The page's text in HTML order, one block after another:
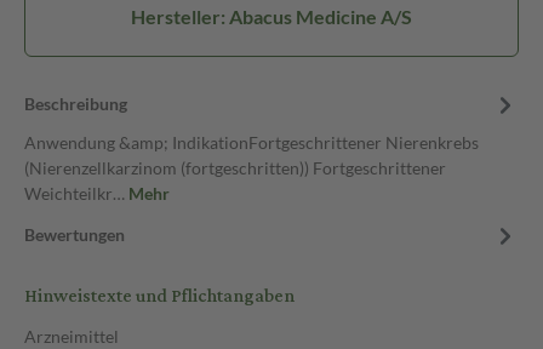
Hersteller: Abacus Medicine A/S
Beschreibung
Anwendung &amp; IndikationFortgeschrittener Nierenkrebs
(Nierenzellkarzinom (fortgeschritten)) Fortgeschrittener
Weichteilkr… Mehr
Bewertungen
Hinweistexte und Pflichtangaben
Arzneimittel